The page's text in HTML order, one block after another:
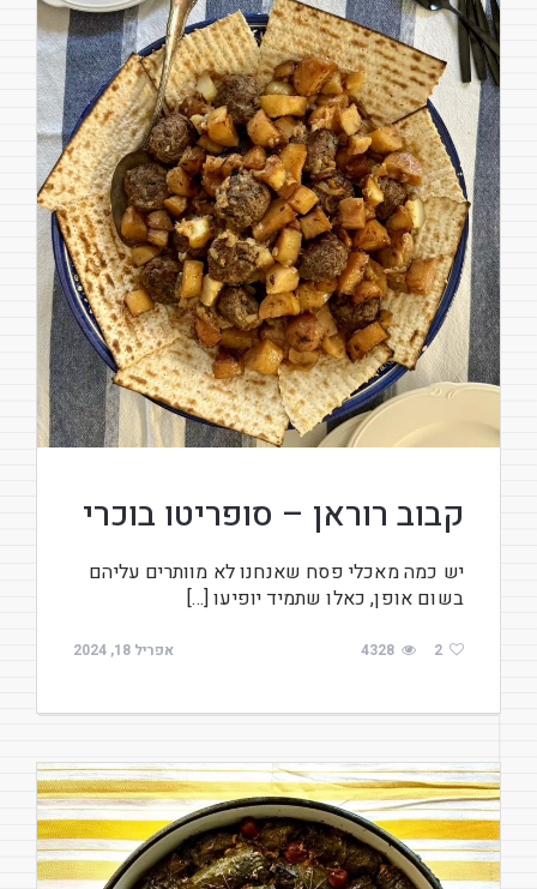
קבוב רוראן – סופריטו בוכרי
יש כמה מאכלי פסח שאנחנו לא מוותרים עליהם
בשום אופן, כאלו שתמיד יופיעו […]
אפריל 18, 2024 4328 2